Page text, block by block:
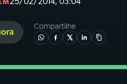
Compartilhe